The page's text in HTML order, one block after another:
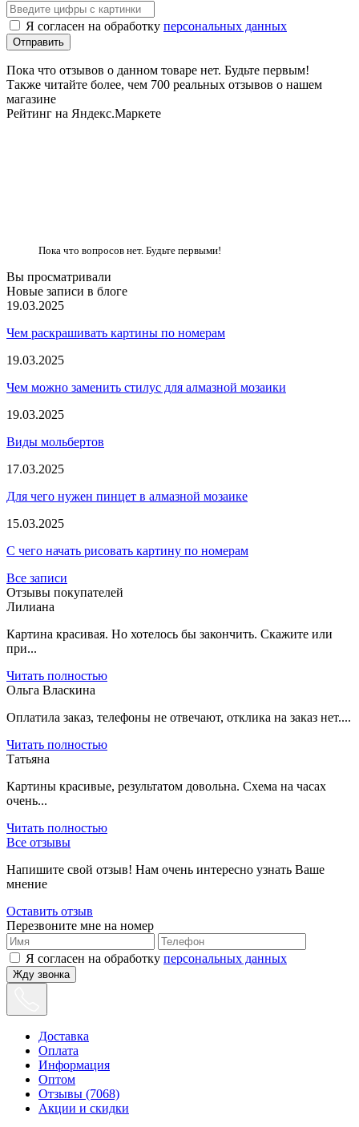
Я согласен на обработку персональных данных
Пока что отзывов о данном товаре нет. Будьте первым!
Также читайте более, чем 700 реальных отзывов о нашем
магазине
Рейтинг на Яндекс.Маркете
Пока что вопросов нет. Будьте первыми!
Вы просматривали
Новые записи в блоге
19.03.2025
Чем раскрашивать картины по номерам
19.03.2025
Чем можно заменить стилус для алмазной мозаики
19.03.2025
Виды мольбертов
17.03.2025
Для чего нужен пинцет в алмазной мозаике
15.03.2025
С чего начать рисовать картину по номерам
Все записи
Отзывы покупателей
Лилиана
Картина красивая. Но хотелось бы закончить. Скажите или
при...
Читать полностью
Ольга Власкина
Оплатила заказ, телефоны не отвечают, отклика на заказ нет....
Читать полностью
Татьяна
Картины красивые, результатом довольна. Схема на часах
очень...
Читать полностью
Все отзывы
Напишите свой отзыв! Нам очень интересно узнать Ваше
мнение
Оставить отзыв
Перезвоните мне на номер
Я согласен на обработку персональных данных
Жду звонка
Доставка
Оплата
Информация
Оптом
Отзывы (7068)
Акции и скидки